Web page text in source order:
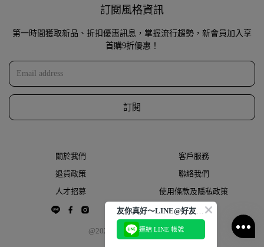
訂閱風格資訊
第一時間獲取新品、折扣優惠訊息，掌握流行趨勢，新會員加入享
首購9折優惠！
訂閱
關於我們
客戶服務
退貨政策
聯絡我們
人才招募
使用條款及隱私政策
@2022 THESPAACE.COM
友你真好～LINE@好友大募集
連結 LINE 帳號